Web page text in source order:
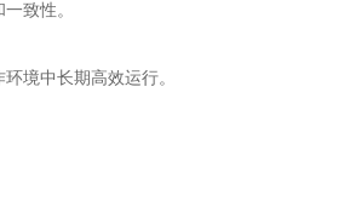
致性。
境中长期高效运行。